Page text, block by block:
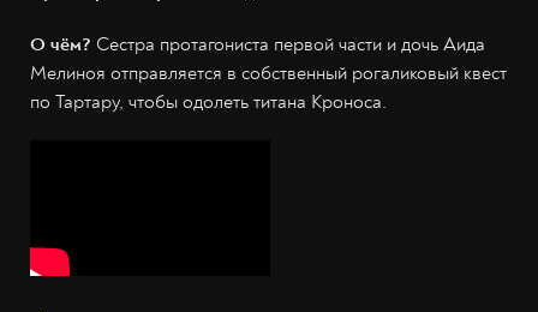
О чём? Сестра протагониста первой части и дочь Аида
Мелиноя отправляется в собственный рогаликовый квест
по Тартару, чтобы одолеть титана Кроноса.